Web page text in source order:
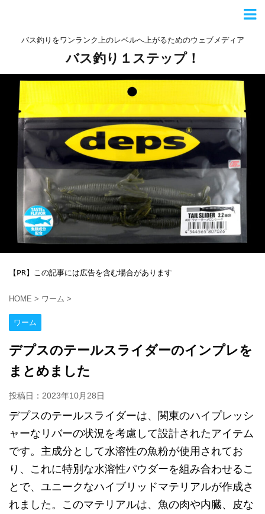
バス釣りをワンランク上のレベルへ上がるためのウェブメディア
バス釣り１ステップ！
【PR】この記事には広告を含む場合があります
HOME > ワーム >
ワーム
デプスのテールスライダーのインプレを
まとめました
投稿日： 2023年10月28日
デプスのテールスライダーは、関東のハイプレッシ
ャーなリバーの状況を考慮して設計されたアイテム
です。主成分として水溶性の魚粉が使用されてお
り、これに特別な水溶性パウダーを組み合わせるこ
とで、ユニークなハイブリッドマテリアルが作成さ
れました。このマテリアルは、魚の肉や内臓、皮な